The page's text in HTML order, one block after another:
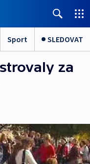
Sport SLEDOVAT
za